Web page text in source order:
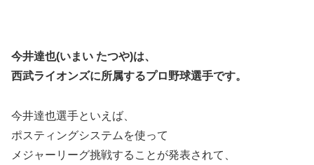
今井達也(いまい たつや)は、
西武ライオンズに所属するプロ野球選手です。
今井達也選手といえば、
ポスティングシステムを使って
メジャーリーグ挑戦することが発表されて、